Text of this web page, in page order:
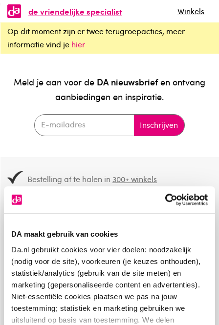
DA maakt gebruik van cookies
Da.nl gebruikt cookies voor vier doelen: noodzakelijk
(nodig voor de site), voorkeuren (je keuzes onthouden),
statistiek/analytics (gebruik van de site meten) en
marketing (gepersonaliseerde content en advertenties).
Niet-essentiële cookies plaatsen we pas na jouw
toestemming; statistiek en marketing gebruiken we
uitsluitend op basis van toestemming. We delen
de vriendelijke specialist
Winkels
Op dit moment zijn er twee terugroepacties, meer
informatie vind je hier
Meld je aan voor de DA nieuwsbriefen ontvang
aanbiedingen en inspiratie.
Inschrijven
Bestelling af te halen in300+ winkels
8.6 uit4.106 reviews
Over DA
Klantenservice
Assortiment